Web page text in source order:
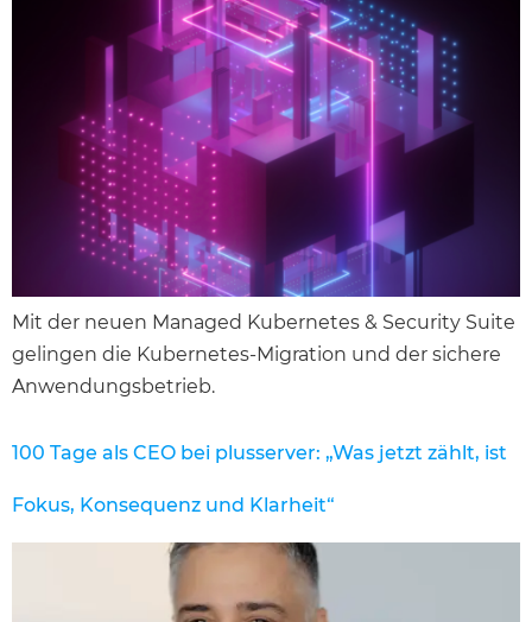
Mit der neuen Managed Kubernetes & Security Suite
gelingen die Kubernetes-Migration und der sichere
Anwendungsbetrieb.
100 Tage als CEO bei plusserver: „Was jetzt zählt, ist
Fokus, Konsequenz und Klarheit“